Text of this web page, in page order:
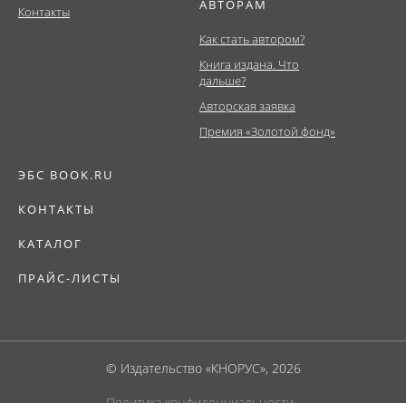
Контакты
АВТОРАМ
Как стать автором?
Книга издана. Что
дальше?
Авторская заявка
Премия «Золотой фонд»
ЭБС BOOK.RU
КОНТАКТЫ
КАТАЛОГ
ПРАЙС-ЛИСТЫ
© Издательство «КНОРУС», 2026